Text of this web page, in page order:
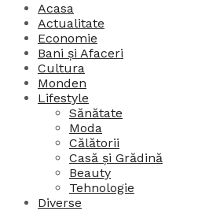
Acasa
Actualitate
Economie
Bani și Afaceri
Cultura
Monden
Lifestyle
Sănătate
Moda
Călătorii
Casă și Grădină
Beauty
Tehnologie
Diverse